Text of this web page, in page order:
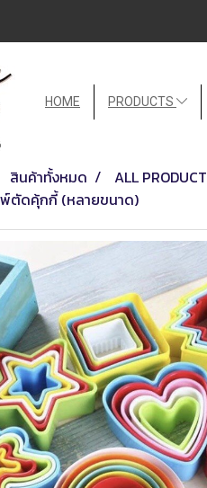
HOME PRODUCTS
สินค้าทั้งหมด ALL PRODUCT
ตัดคุ้กกี้ (หลายขนาด)